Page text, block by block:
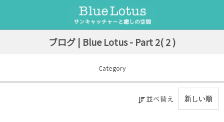
ブログ | Blue Lotus - Part 2( 2 )
Category
並べ替え
サンキャッチャーとは
サンキャッチャーワークショップ
ヒーリング整体
遠隔ヒーリング